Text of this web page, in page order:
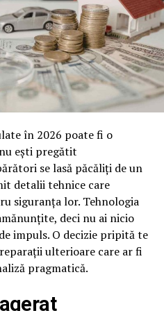
în 2026 poate fi o
ești pregătit
se lasă păcăliți de un
detalii tehnice care
siguranța lor. Tehnologia
deci nu ai nicio
impuls. O decizie pripită te
ulterioare care ar fi
pragmatică.